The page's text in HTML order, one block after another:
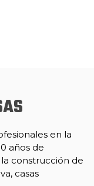
en la
años de
construcción de
casas